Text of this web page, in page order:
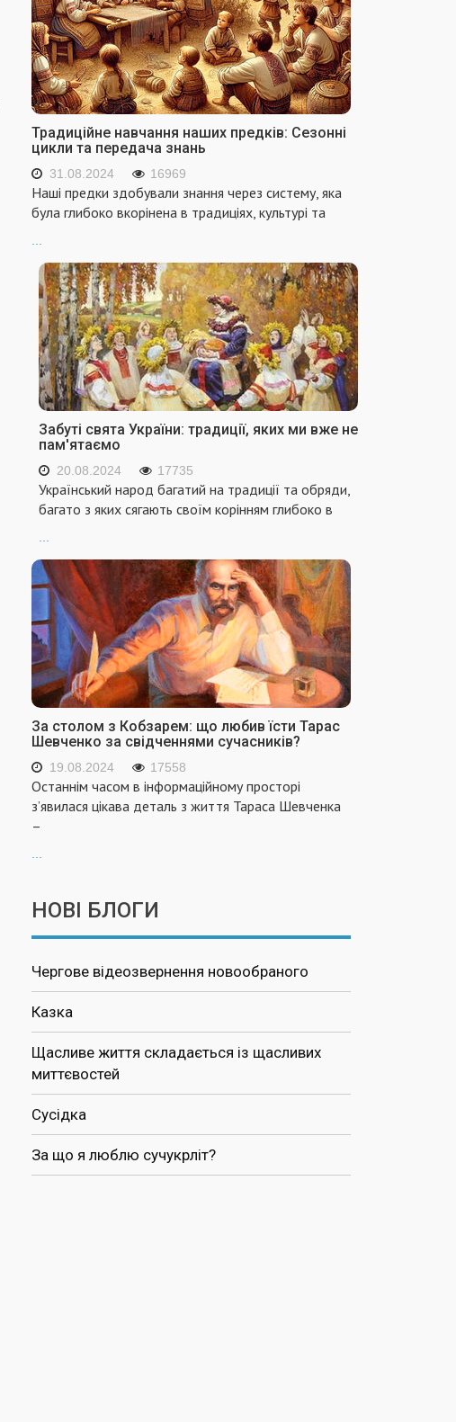
Традиційне навчання наших предків: Сезонні
цикли та передача знань
31.08.2024 16969
Наші предки здобували знання через систему, яка
була глибоко вкорінена в традиціях, культурі та
...
Забуті свята України: традиції, яких ми вже не
пам'ятаємо
20.08.2024 17735
Український народ багатий на традиції та обряди,
багато з яких сягають своїм корінням глибоко в
...
За столом з Кобзарем: що любив їсти Тарас
Шевченко за свідченнями сучасників?
19.08.2024 17558
Останнім часом в інформаційному просторі
з’явилася цікава деталь з життя Тараса Шевченка
–
...
НОВІ БЛОГИ
Чергове відеозвернення новообраного
Казка
Щасливе життя складається із щасливих
миттєвостей
Сусідка
За що я люблю сучукрліт?